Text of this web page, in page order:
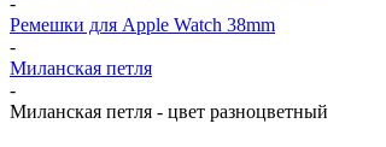
Ремешки для Apple Watch 38mm
-
Миланская петля
-
Миланская петля - цвет разноцветный